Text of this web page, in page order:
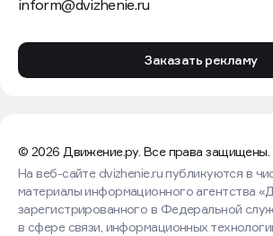
inform@dvizhenie.ru
Заказать рекламу
© 2026 Движение.ру. Все права защищены.
На веб-сайте dvizhenie.ru публикуются в
материалы информационного агентства
зарегистрированного в Федеральной
в сфере связи, информационных